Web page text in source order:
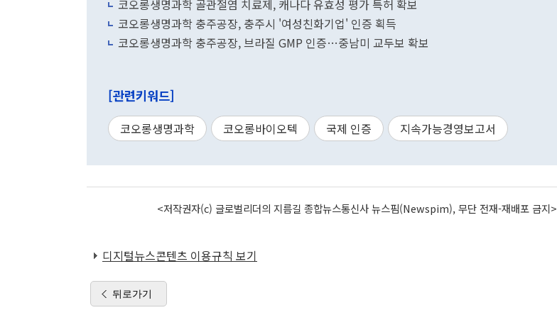
코오롱생명과학 골관절염 치료제, 캐나다 유효성 평가 특허 확보
코오롱생명과학 충주공장, 충주시 '여성친화기업' 인증 획득
코오롱생명과학 충주공장, 브라질 GMP 인증…중남미 교두보 확보
[관련키워드]
코오롱생명과학 코오롱바이오텍 국제 인증 지속가능경영보고서
<저작권자(c) 글로벌리더의 지름길 종합뉴스통신사 뉴스핌(Newspim), 무단 전재-재배포 금지>
디지털뉴스콘텐츠 이용규칙 보기
뒤로가기